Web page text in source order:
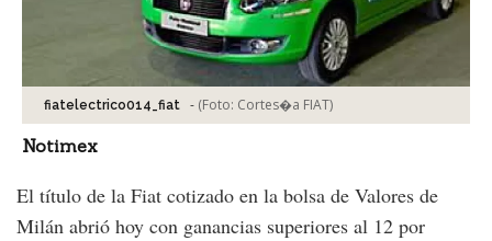
fiatelectrico014_fiat - (Foto: Cortes�a FIAT)
Notimex
El título de la Fiat cotizado en la bolsa de Valores de
Milán abrió hoy con ganancias superiores al 12 por